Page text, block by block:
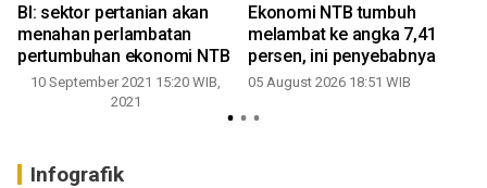
BI: sektor pertanian akan
menahan perlambatan
pertumbuhan ekonomi NTB
10 September 2021 15:20 WIB,
2021
Ekonomi NTB tumbuh
melambat ke angka 7,41
persen, ini penyebabnya
05 August 2026 18:51 WIB
Infografik